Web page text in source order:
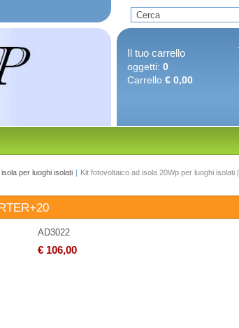
Il tuo carrello
oggetti: 0
Carrello € 0,00
isola per luoghi isolati | Kit fotovoltaico ad isola 20Wp per luoghi isolati |
AD3022
€ 106,00